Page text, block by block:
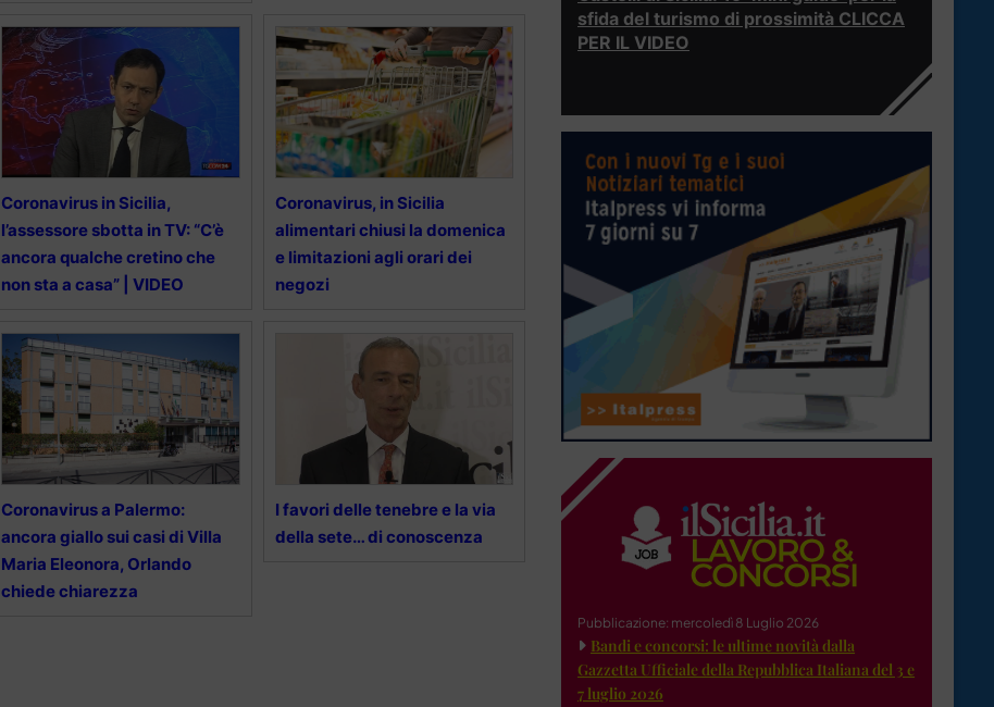
Coronavirus in Sicilia,
l’assessore sbotta in TV: “C’è
ancora qualche cretino che
non sta a casa” | VIDEO
Coronavirus, in Sicilia
alimentari chiusi la domenica
e limitazioni agli orari dei
negozi
Coronavirus a Palermo:
ancora giallo sui casi di Villa
Maria Eleonora, Orlando
chiede chiarezza
I favori delle tenebre e la via
della sete… di conoscenza
sfida del turismo di prossimità CLICCA
PER IL VIDEO
Pubblicazione: mercoledì 8 Luglio 2026
Bandi e concorsi: le ultime novità dalla
Gazzetta Ufficiale della Repubblica Italiana del 3 e
7 luglio 2026